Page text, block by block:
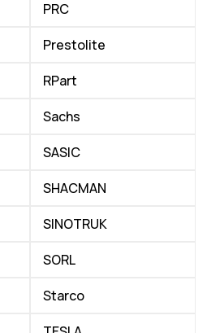
PRC
Prestolite
RPart
Sachs
SASIC
SHACMAN
SINOTRUK
SORL
Starco